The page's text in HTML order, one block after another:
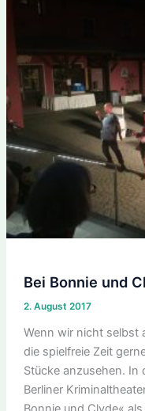
Bei Bonnie und
2. August 2017
Wenn wir nicht selbst
die spielfreie Zeit
Stücke anzusehen. In
Berliner